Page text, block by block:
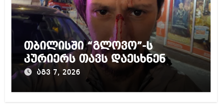
თბილისში “გლოვო”-ს
კურიერს თავს დაესხნენ
აგვ 7, 2026